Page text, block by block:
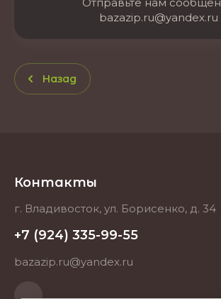
bazazip.ru@yandex.ru
Назад
Контакты
г. Владивосток, ул. Борисенко, д. 34
+7 (924) 335-99-55
bazazip.ru@yandex.ru